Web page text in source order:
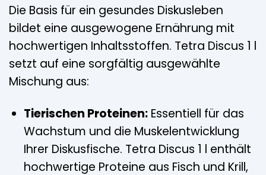
Die Basis für ein gesundes Diskusleben
bildet eine ausgewogene Ernährung mit
hochwertigen Inhaltsstoffen. Tetra Discus 1 l
setzt auf eine sorgfältig ausgewählte
Mischung aus:
Tierischen Proteinen:Essentiell für das
Wachstum und die Muskelentwicklung
Ihrer Diskusfische. Tetra Discus 1 l enthält
hochwertige Proteine aus Fisch und Krill,